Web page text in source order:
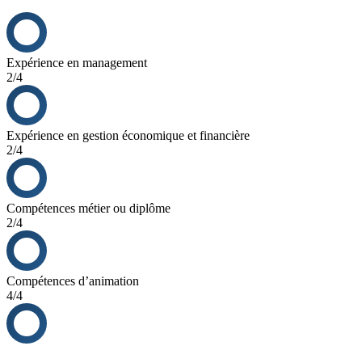
Expérience en management
2/4
Expérience en gestion économique et financière
2/4
Compétences métier ou diplôme
2/4
Compétences d’animation
4/4